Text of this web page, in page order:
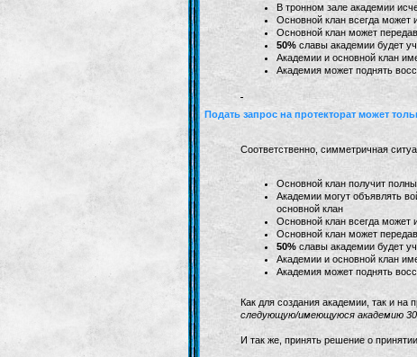
В тронном зале академии
Основной клан всегда может
Основной клан может
50% славы академии будет
Академии и основной клан
Академия может поднять
Подать запрос на протекторат может
Соответственно, симметричная
Основной клан получит
Академии могут объявлять
основной клан
Основной клан всегда может
Основной клан может
50% славы академии будет
Академии и основной клан
Академия может поднять
Как для создания академии, так и на
следующую/имеющуюся академию
И так же, принять решение о